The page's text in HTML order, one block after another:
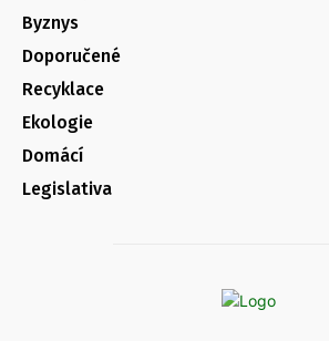
Byznys
Doporučené
Recyklace
Ekologie
Domácí
Legislativa